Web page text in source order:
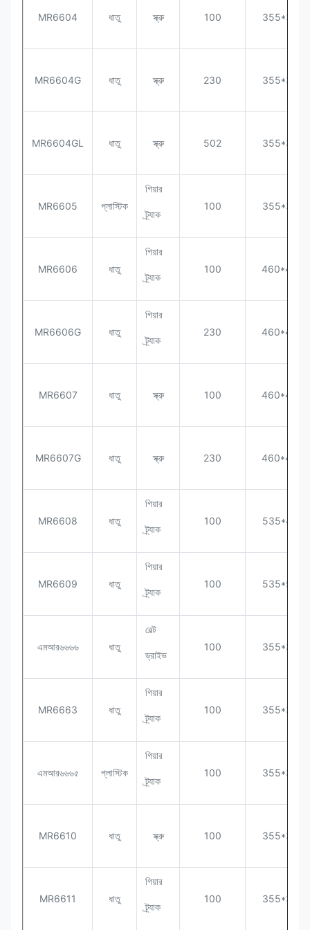
MR6604 ধাতু স্ক্রু 100
MR6604G ধাতু স্ক্রু 230
MR6604GL ধাতু স্ক্রু 502
MR6605 প্লাস্টিক
গিয়ার
ট্র্যাক
100
MR6606 ধাতু
গিয়ার
ট্র্যাক
100
MR6606G ধাতু
গিয়ার
ট্র্যাক
230
MR6607 ধাতু স্ক্রু 100
MR6607G ধাতু স্ক্রু 230
MR6608 ধাতু
গিয়ার
ট্র্যাক
100
MR6609 ধাতু
গিয়ার
ট্র্যাক
100
এমআর৬৬৬৬ ধাতু
বেল্ট
ড্রাইভ
100
MR6663 ধাতু
গিয়ার
ট্র্যাক
100
এমআর৬৬৬৫ প্লাস্টিক
গিয়ার
ট্র্যাক
100
MR6610 ধাতু স্ক্রু 100
MR6611 ধাতু
গিয়ার
ট্র্যাক
100